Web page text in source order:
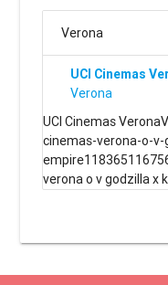
Verona
UCI Cinemas
Verona
UCI Cinemas
cinemas-verona-o-
verona o v godzilla x